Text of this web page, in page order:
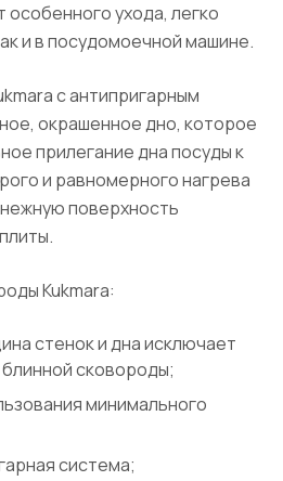
ухода, легко
и в посудомоечной машине.
с антипригарным
окрашенное дно, которое
прилегание дна посуды к
и равномерного нагрева
поверхность
Kukmara:
стенок и дна исключает
сковороды;
минимального
система;